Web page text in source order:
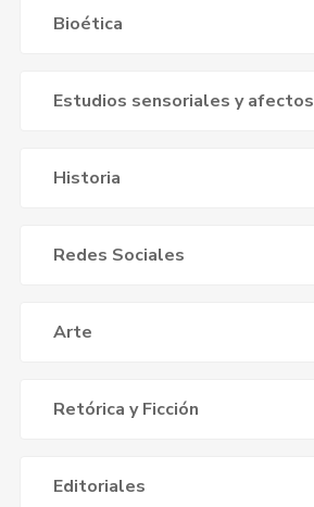
Bioética
Estudios sensoriales y afectos
Historia
Redes Sociales
Arte
Retórica y Ficción
Editoriales